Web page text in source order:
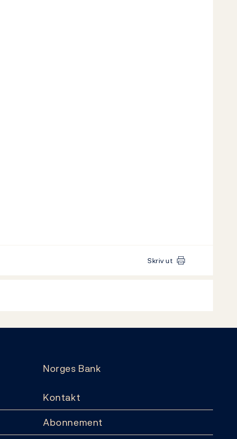
Skriv ut
Norges Bank
Kontakt
Abonnement